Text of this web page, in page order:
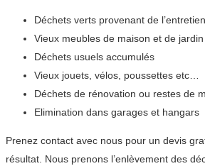
Déchets verts provenant de
Vieux meubles de maison et de jardin
Déchets usuels accumulés
Vieux jouets, vélos, poussettes etc…
Déchets de rénovation ou restes de
Elimination dans garages et hangars
Prenez contact avec nous pour un devis
résultat. Nous prenons l’enlèvement des